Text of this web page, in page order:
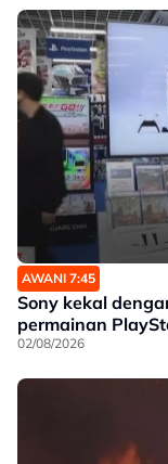
AWANI 7:45
Sony kekal
permainan
02/08/2026